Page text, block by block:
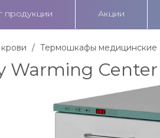
продукции Акции
Термошкафы медицинские
Warming Center